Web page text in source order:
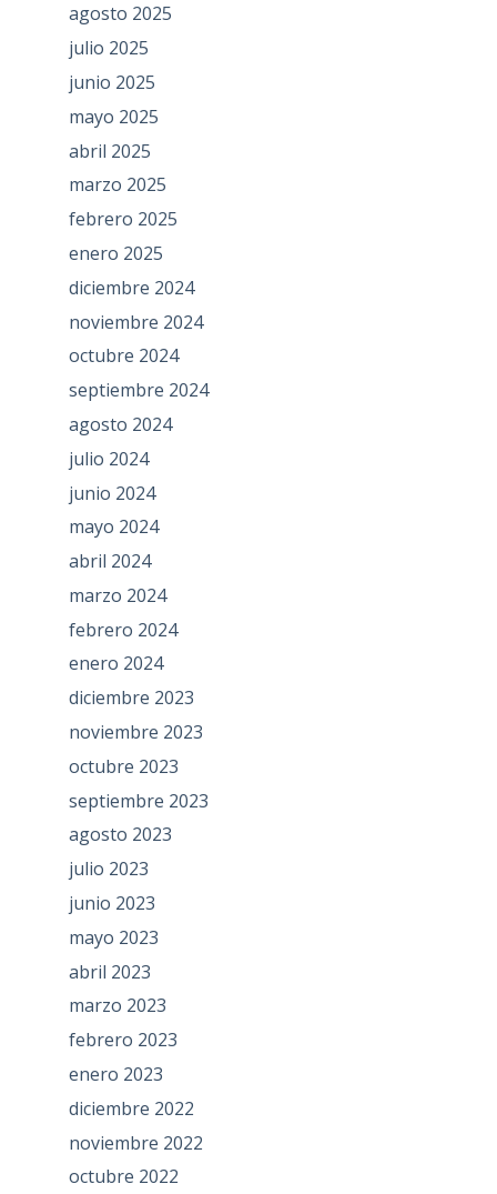
agosto 2025
julio 2025
junio 2025
mayo 2025
abril 2025
marzo 2025
febrero 2025
enero 2025
diciembre 2024
noviembre 2024
octubre 2024
septiembre 2024
agosto 2024
julio 2024
junio 2024
mayo 2024
abril 2024
marzo 2024
febrero 2024
enero 2024
diciembre 2023
noviembre 2023
octubre 2023
septiembre 2023
agosto 2023
julio 2023
junio 2023
mayo 2023
abril 2023
marzo 2023
febrero 2023
enero 2023
diciembre 2022
noviembre 2022
octubre 2022